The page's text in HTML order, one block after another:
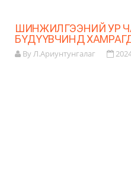
ШИНЖИЛГЭЭНИЙ УР
БҮДҮҮВЧИНД
By Л.Ариунтунгалаг